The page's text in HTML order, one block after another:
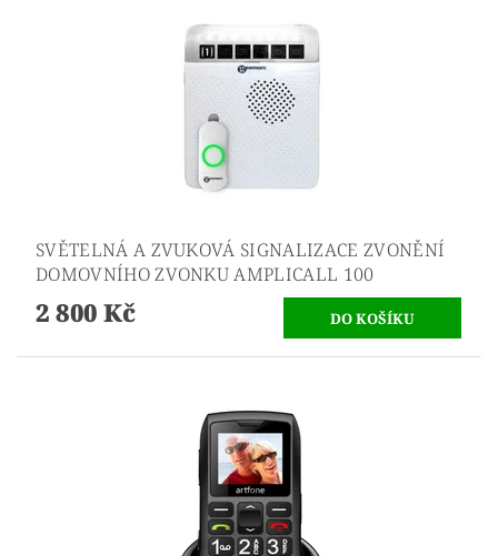
SVĚTELNÁ A ZVUKOVÁ SIGNALIZACE ZVONĚNÍ
DOMOVNÍHO ZVONKU AMPLICALL 100
2 800 Kč